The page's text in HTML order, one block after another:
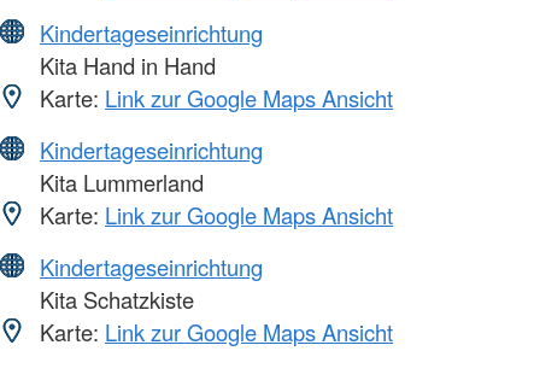
Kindertageseinrichtung
Kita Hand in Hand
Karte: Link zur Google Maps Ansicht
Kindertageseinrichtung
Kita Lummerland
Karte: Link zur Google Maps Ansicht
Kindertageseinrichtung
Kita Schatzkiste
Karte: Link zur Google Maps Ansicht